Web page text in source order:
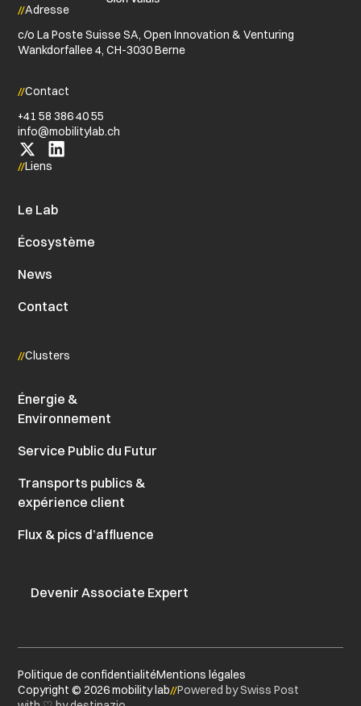
Adresse
c/o La Poste Suisse SA, Open Innovation & Venturing
Wankdorfallee 4, CH-3030 Berne
Contact
+41 58 386 40 55
info@​mobilitylab.​ch
Liens
Le Lab
Écosystème
News
Contact
Clusters
Énergie &
Environnement
Service Public du Futur
Transports publics &
expérience client
Flux & pics d’affluence
Devenir Associate Expert
Copyright © 2026mobility lab Powered by Swiss Post
Politique de confidentialitéMentions légales